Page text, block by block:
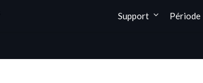
Support Période